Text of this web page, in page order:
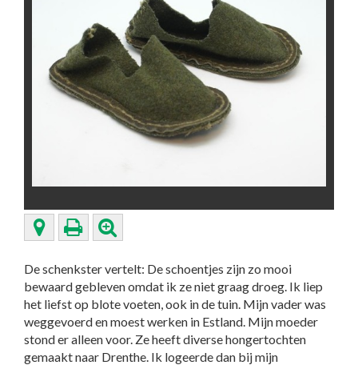
De schenkster vertelt: De schoentjes zijn zo mooi
bewaard gebleven omdat ik ze niet graag droeg. Ik liep
het liefst op blote voeten, ook in de tuin. Mijn vader was
weggevoerd en moest werken in Estland. Mijn moeder
stond er alleen voor. Ze heeft diverse hongertochten
gemaakt naar Drenthe. Ik logeerde dan bij mijn